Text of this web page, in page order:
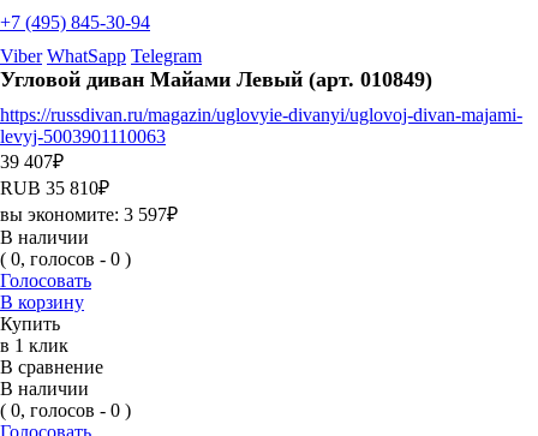
+7 (495) 845-30-94
Viber WhatSapp Telegram
Угловой диван Майами Левый (арт. 010849)
https://russdivan.ru/magazin/uglovyie-divanyi/uglovoj-divan-majami-
levyj-5003901110063
39 407₽
RUB 35 810₽
вы экономите: 3 597₽
В наличии
( 0, голосов - 0 )
Голосовать
В корзину
Купить
в 1 клик
В сравнение
В наличии
( 0, голосов - 0 )
Голосовать